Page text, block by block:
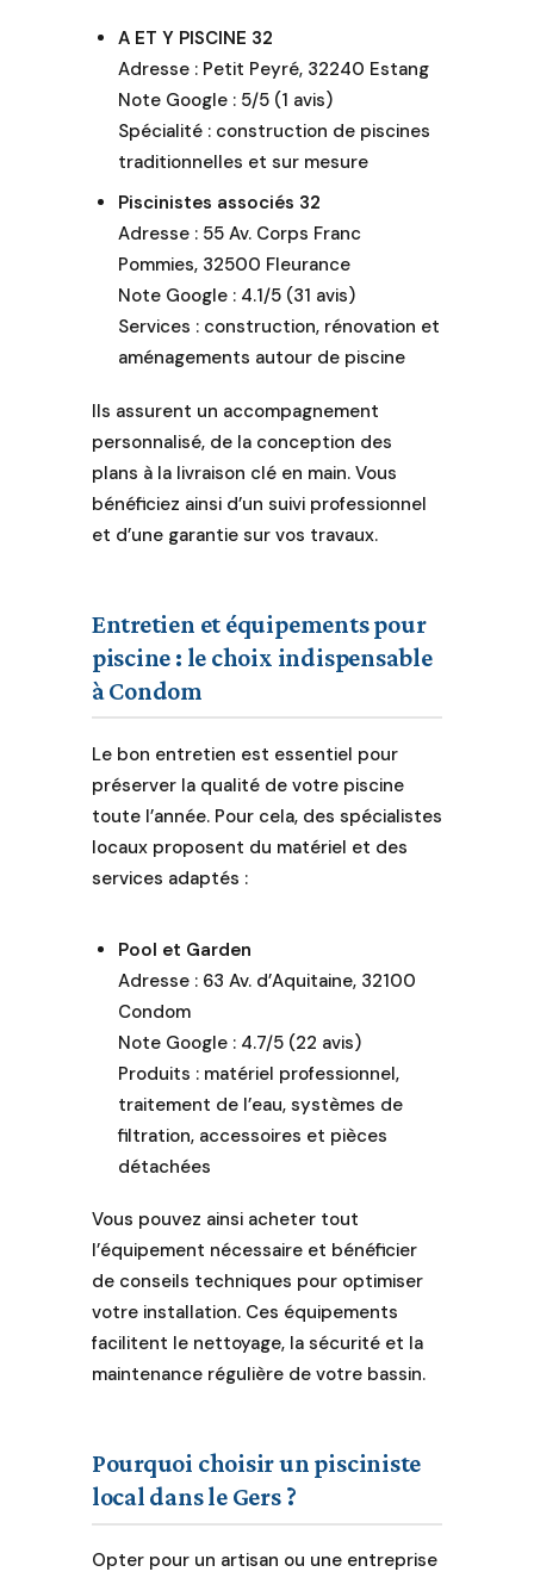
A ET Y PISCINE 32
Adresse : Petit Peyré, 32240 Estang
Note Google : 5/5 (1 avis)
Spécialité : construction de piscines
traditionnelles et sur mesure
Piscinistes associés 32
Adresse : 55 Av. Corps Franc
Pommies, 32500 Fleurance
Note Google : 4.1/5 (31 avis)
Services : construction, rénovation et
aménagements autour de piscine
Ils assurent un accompagnement
personnalisé, de la conception des
plans à la livraison clé en main. Vous
bénéficiez ainsi d’un suivi professionnel
et d’une garantie sur vos travaux.
Entretien et équipements pour
piscine : le choix indispensable
à Condom
Le bon entretien est essentiel pour
préserver la qualité de votre piscine
toute l’année. Pour cela, des spécialistes
locaux proposent du matériel et des
services adaptés :
Pool et Garden
Adresse : 63 Av. d’Aquitaine, 32100
Condom
Note Google : 4.7/5 (22 avis)
Produits : matériel professionnel,
traitement de l’eau, systèmes de
filtration, accessoires et pièces
détachées
Vous pouvez ainsi acheter tout
l’équipement nécessaire et bénéficier
de conseils techniques pour optimiser
votre installation. Ces équipements
facilitent le nettoyage, la sécurité et la
maintenance régulière de votre bassin.
Pourquoi choisir un pisciniste
local dans le Gers ?
Opter pour un artisan ou une entreprise